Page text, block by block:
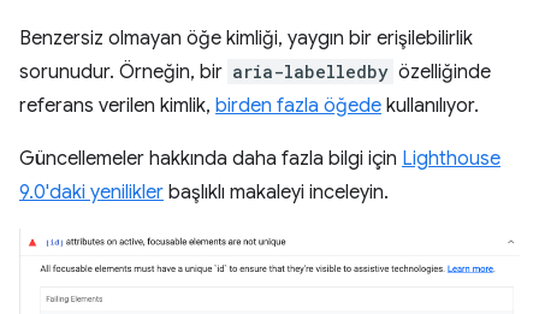
Benzersiz olmayan öğe kimliği, yaygın bir erişilebilirlik
sorunudur. Örneğin, bir aria-labelledby özelliğinde
referans verilen kimlik, birden fazla öğede kullanılıyor.
Güncellemeler hakkında daha fazla bilgi için Lighthouse
9.0'daki yenilikler başlıklı makaleyi inceleyin.